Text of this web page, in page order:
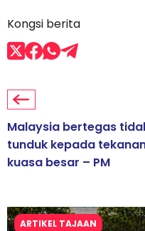
Kongsi berita
Malaysia bertegas
tunduk kepada
kuasa besar – PM
ARTIKEL TAJAAN